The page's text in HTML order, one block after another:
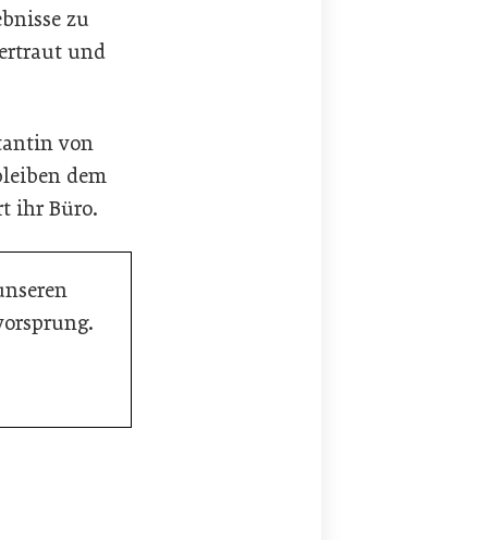
zu
und
von
dem
ihr Büro.